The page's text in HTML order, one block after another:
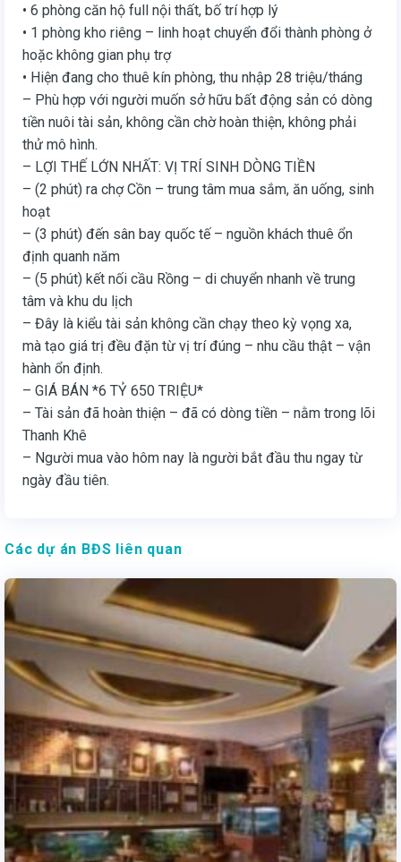
• 6 phòng căn hộ full nội thất, bố trí hợp lý
• 1 phòng kho riêng – linh hoạt chuyển đổi thành phòng ở
hoặc không gian phụ trợ
• Hiện đang cho thuê kín phòng, thu nhập 28 triệu/tháng
– Phù hợp với người muốn sở hữu bất động sản có dòng
tiền nuôi tài sản, không cần chờ hoàn thiện, không phải
thử mô hình.
– LỢI THẾ LỚN NHẤT: VỊ TRÍ SINH DÒNG TIỀN
– (2 phút) ra chợ Cồn – trung tâm mua sắm, ăn uống, sinh
hoạt
– (3 phút) đến sân bay quốc tế – nguồn khách thuê ổn
định quanh năm
– (5 phút) kết nối cầu Rồng – di chuyển nhanh về trung
tâm và khu du lịch
– Đây là kiểu tài sản không cần chạy theo kỳ vọng xa,
mà tạo giá trị đều đặn từ vị trí đúng – nhu cầu thật – vận
hành ổn định.
– GIÁ BÁN *6 TỶ 650 TRIỆU*
– Tài sản đã hoàn thiện – đã có dòng tiền – nằm trong lõi
Thanh Khê
– Người mua vào hôm nay là người bắt đầu thu ngay từ
ngày đầu tiên.
Các dự án BĐS liên quan